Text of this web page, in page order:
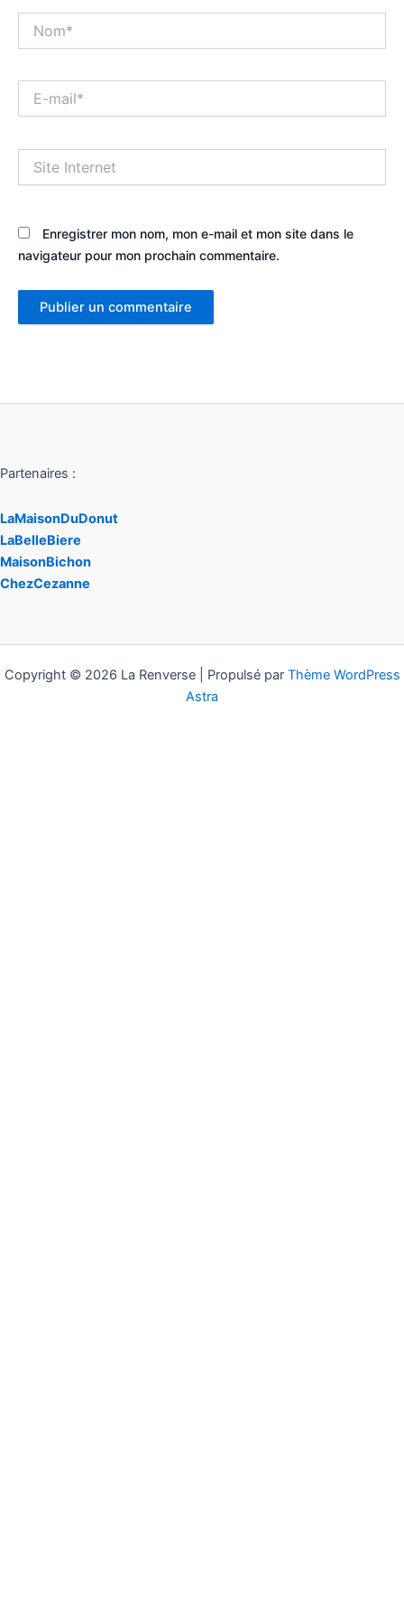
mail*
Internet
Enregistrer mon nom, mon e-mail et mon site dans le
navigateur pour mon prochain commentaire.
Partenaires :
LaMaisonDuDonut
LaBelleBiere
MaisonBichon
ChezCezanne
Copyright © 2026 La Renverse | Propulsé par Thème WordPress
Astra